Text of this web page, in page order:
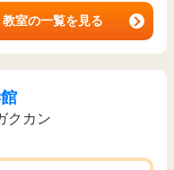
教室の一覧を見る
クカン